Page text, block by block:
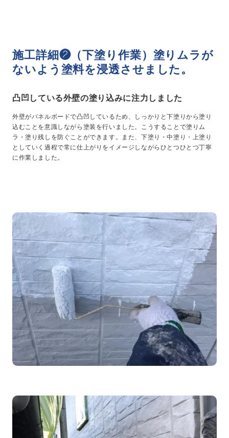
施工詳細❷（下塗り作業）塗りムラが
ないよう塗料を浸透させました。
凸凹している外壁の塗り込みに注力しました
外壁がパネルボードで凸凹しているため、しっかりと下塗りから塗り
込むことを意識しながら塗装を行いました。こうすることで塗りム
ラ・塗り残しを防ぐことができます。また、下塗り・中塗り・上塗り
としていく過程で常に仕上がりをイメージしながらひとつひとつ丁寧
に作業しました。